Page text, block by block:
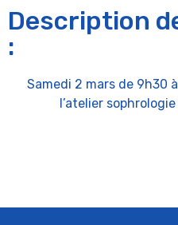
Description
:
Samedi 2 mars de 9h30
l’atelier